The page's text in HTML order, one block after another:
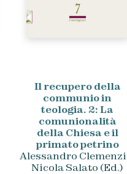
Il recupero della
communio in
teologia. 2: La
comunionalità
della Chiesa e il
primato petrino
Alessandro
Nicola Salato (ed.)